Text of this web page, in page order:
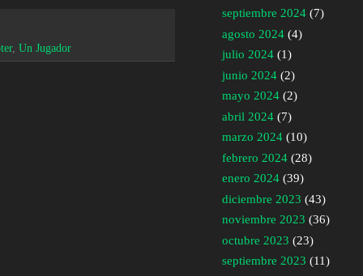
, Un Jugador
septiembre 2024 (7)
agosto 2024 (4)
julio 2024 (1)
junio 2024 (2)
mayo 2024 (2)
abril 2024 (7)
marzo 2024 (10)
febrero 2024 (28)
enero 2024 (39)
diciembre 2023 (43)
noviembre 2023 (36)
octubre 2023 (23)
septiembre 2023 (11)